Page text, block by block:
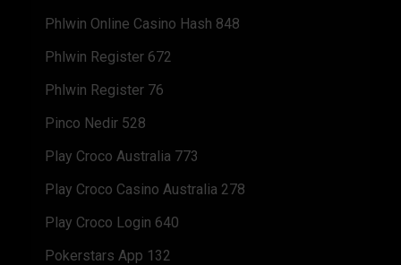
Phlwin Online Casino Hash 848
Phlwin Register 672
Phlwin Register 76
Pinco Nedir 528
Play Croco Australia 773
Play Croco Casino Australia 278
Play Croco Login 640
Pokerstars App 132